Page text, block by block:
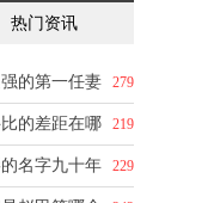
热门资讯
279
的第一任妻
219
的差距在哪
229
名字九十年